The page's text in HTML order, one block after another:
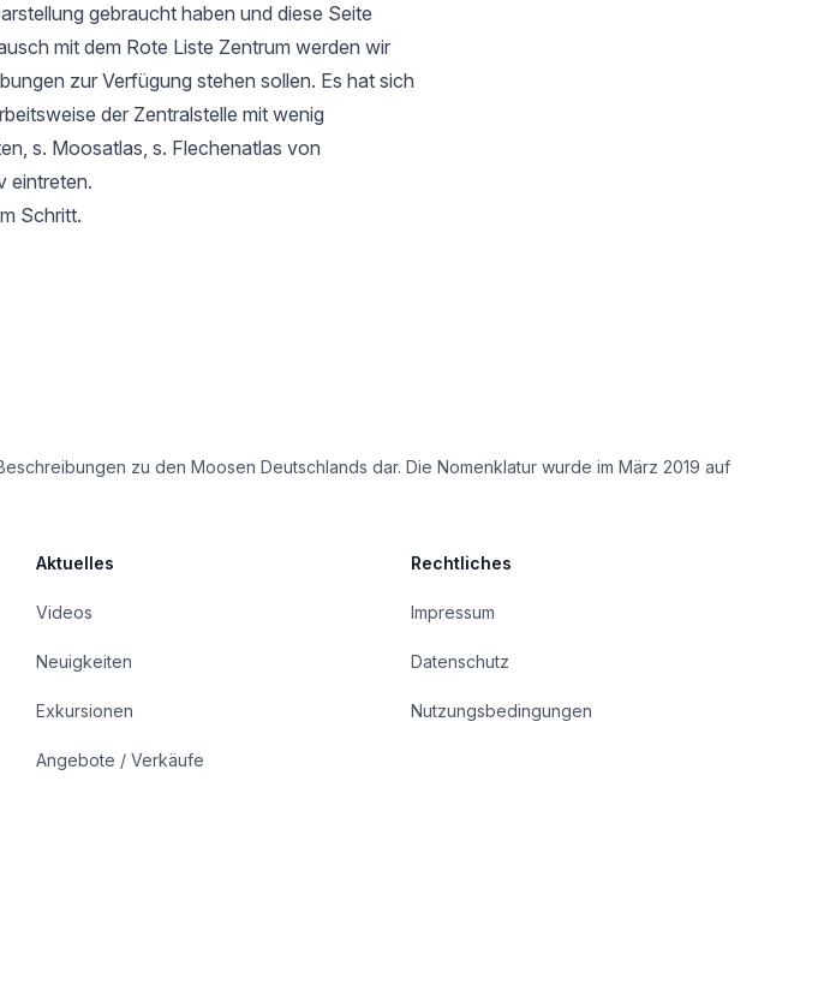
gebraucht haben und diese Seite
mit dem Rote Liste Zentrum werden wir
zur Verfügung stehen sollen. Es hat sich
der Zentralstelle mit wenig
s. Moosatlas, s. Flechenatlas von
eintreten.
Schritt.
zu den Moosen Deutschlands dar. Die Nomenklatur wurde im März 2019 auf
Aktuelles
Videos
Neuigkeiten
Exkursionen
Angebote / Verkäufe
Rechtliches
Impressum
Datenschutz
Nutzungsbedingungen